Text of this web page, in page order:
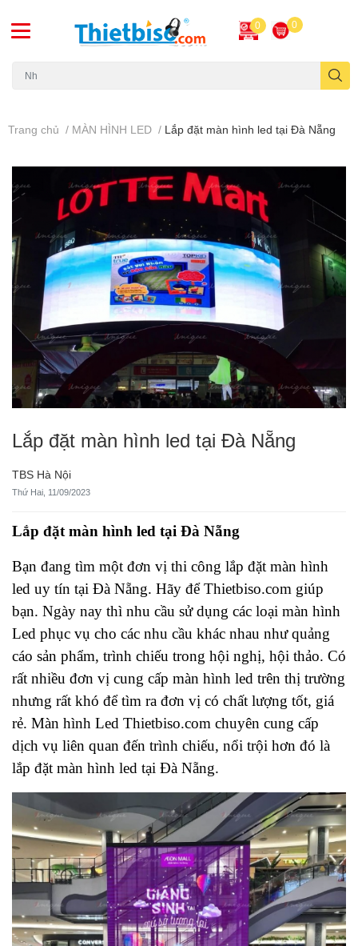
0 0
Trang chủ / MÀN HÌNH LED / Lắp đặt màn hình led tại Đà Nẵng
Lắp đặt màn hình led tại Đà Nẵng
TBS Hà Nội
Thứ Hai, 11/09/2023
Lắp đặt màn hình led tại Đà Nẵng
Bạn đang tìm một đơn vị thi công lắp đặt màn hình
led uy tín tại Đà Nẵng. Hãy để Thietbiso.com giúp
bạn. Ngày nay thì nhu cầu sử dụng các loại màn hình
Led phục vụ cho các nhu cầu khác nhau như quảng
cáo sản phẩm, trình chiếu trong hội nghị, hội thảo. Có
rất nhiều đơn vị cung cấp màn hình led trên thị trường
nhưng rất khó để tìm ra đơn vị có chất lượng tốt, giá
rẻ. Màn hình Led Thietbiso.com chuyên cung cấp
dịch vụ liên quan đến trình chiếu, nổi trội hơn đó là
lắp đặt màn hình led tại Đà Nẵng.